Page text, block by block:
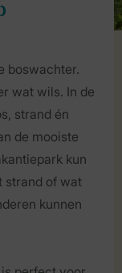
boswachter.
wat wils. In de
strand én
de mooiste
kun
strand of wat
kunnen